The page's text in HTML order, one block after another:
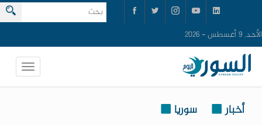
الأحد, 9 أغسطس - 2026
أخبار سوريا